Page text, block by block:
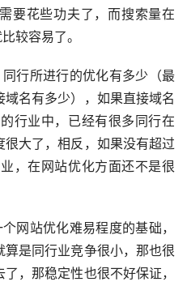
要花些功夫了，而搜索量在
较容易了。
行所进行的优化有多少（最
名有多少），如果直接域名
行业中，已经有很多同行在
大了，相反，如果没有超过
，在网站优化方面还不是很
网站优化难易程度的基础，
是同行业竞争很小，那也很
，那稳定性也很不好保证，